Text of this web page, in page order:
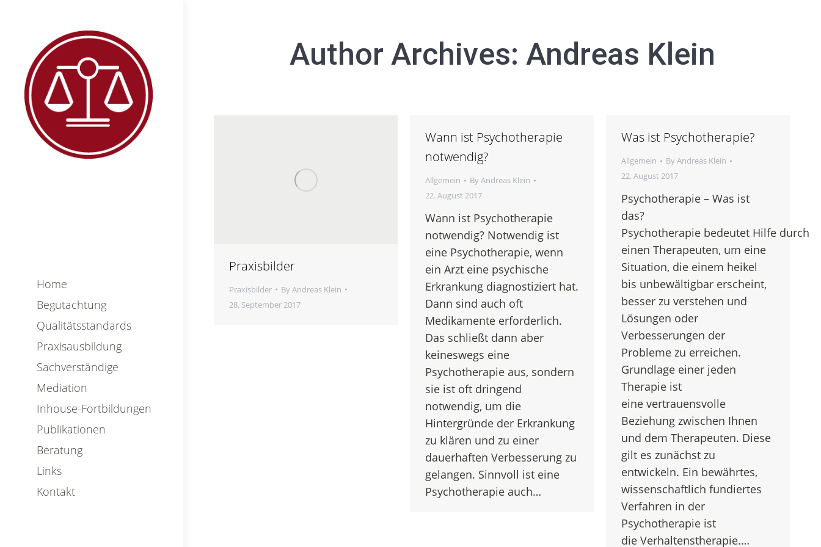
Home
Begutachtung
Qualitätsstandards
Praxisausbildung
Sachverständige
Mediation
Inhouse-Fortbildungen
Publikationen
Beratung
Links
Kontakt
Author Archives: Andreas Klein
Praxisbilder
Praxisbilder ByAndreas Klein
28. September 2017
Wann ist Psychotherapie
notwendig?
Allgemein ByAndreas Klein
22. August 2017
Wann ist Psychotherapie
notwendig? Notwendig ist
eine Psychotherapie, wenn
ein Arzt eine psychische
Erkrankung diagnostiziert hat.
Dann sind auch oft
Medikamente erforderlich.
Das schließt dann aber
keineswegs eine
Psychotherapie aus, sondern
sie ist oft dringend
notwendig, um die
Hintergründe der Erkrankung
zu klären und zu einer
dauerhaften Verbesserung zu
gelangen. Sinnvoll ist eine
Psychotherapie auch…
Was ist Psychotherapie?
Allgemein ByAndreas Klein
22. August 2017
Psychotherapie – Was ist
das?
Psychotherapie bedeutet Hilfe durch
einen Therapeuten, um eine
Situation, die einem heikel
bis unbewältigbar erscheint,
besser zu verstehen und
Lösungen oder
Verbesserungen der
Probleme zu erreichen.
Grundlage einer jeden
Therapie ist
eine vertrauensvolle
Beziehung zwischen Ihnen
und dem Therapeuten. Diese
gilt es zunächst zu
entwickeln. Ein bewährtes,
wissenschaftlich fundiertes
Verfahren in der
Psychotherapie ist
die Verhaltenstherapie.…